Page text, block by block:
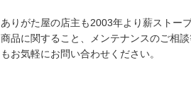
ありがた屋の店主も2003年より薪ストー
商品に関すること、メンテナンスのご相
もお気軽にお問い合わせください。